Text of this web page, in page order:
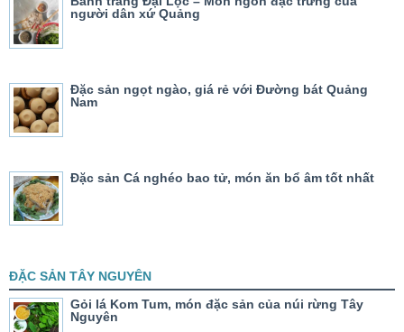
người dân xứ Quảng
Đặc sản ngọt ngào, giá rẻ với Đường bát Quảng
Nam
Đặc sản Cá nghéo bao tử, món ăn bổ âm tốt nhất
ĐẶC SẢN TÂY NGUYÊN
Gỏi lá Kom Tum, món đặc sản của núi rừng Tây
Nguyên